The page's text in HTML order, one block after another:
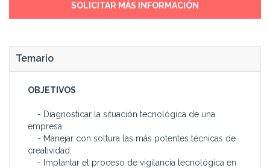
SOLICITAR MÁS INFORMACIÓN
Temario
OBJETIVOS
- Diagnosticar la situación tecnológica de una
empresa.
- Manejar con soltura las más potentes técnicas de
creatividad.
- Implantar el proceso de vigilancia tecnológica en